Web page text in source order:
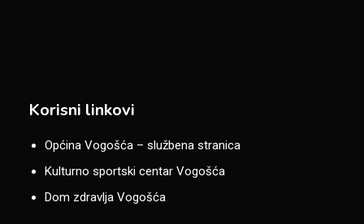
Korisni linkovi
Općina Vogošća – službena stranica
Kulturno sportski centar Vogošća
Dom zdravlja Vogošća